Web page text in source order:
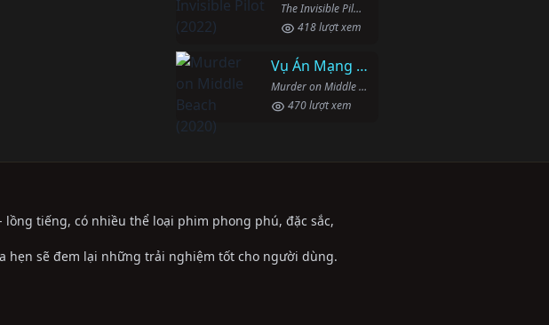
The Invisible Pilot (2022)
418 lượt xem
Vụ Án Mạng Trên Đường Middle Beach
Murder on Middle Beach (2020)
470 lượt xem
tiếng, có nhiều thể loại phim phong phú, đặc sắc,
hẹn sẽ đem lại những trải nghiệm tốt cho người dùng.